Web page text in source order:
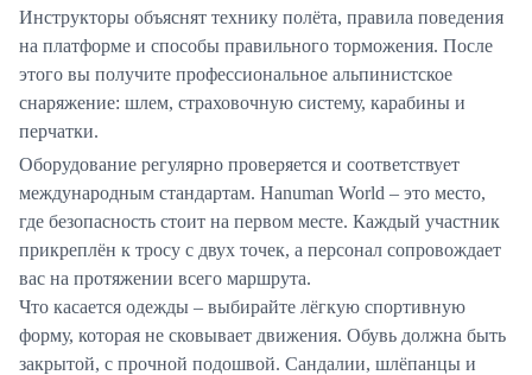
Инструкторы объяснят технику полёта, правила поведения
на платформе и способы правильного торможения. После
этого вы получите профессиональное альпинистское
снаряжение: шлем, страховочную систему, карабины и
перчатки.
Оборудование регулярно проверяется и соответствует
международным стандартам. Hanuman World – это место,
где безопасность стоит на первом месте. Каждый участник
прикреплён к тросу с двух точек, а персонал сопровождает
вас на протяжении всего маршрута.
Что касается одежды – выбирайте лёгкую спортивную
форму, которая не сковывает движения. Обувь должна быть
закрытой, с прочной подошвой. Сандалии, шлёпанцы и